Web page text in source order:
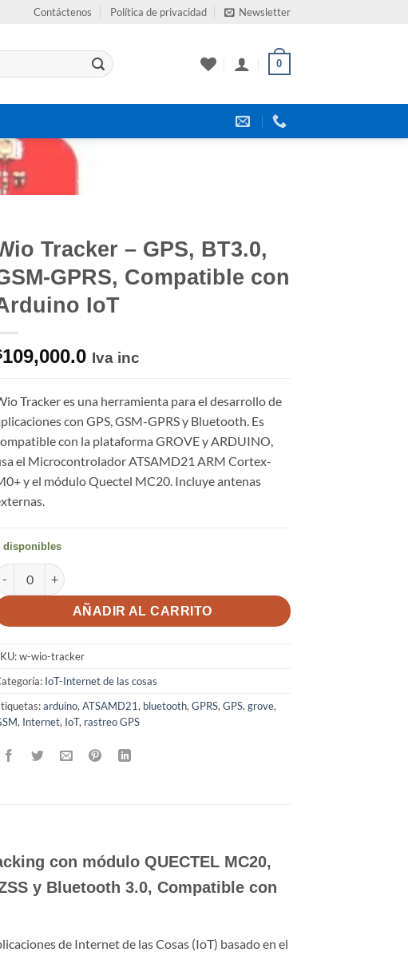
Contáctenos Política de privacidad Newsletter
0
Tracker – GPS, BT3.0,
GPRS, Compatible con
IoT
109,000.0 Iva inc
Tracker es una herramienta para el desarrollo de
con GPS, GSM-GPRS y Bluetooth. Es
con la plataforma GROVE y ARDUINO,
el Microcontrolador ATSAMD21 ARM Cortex-
y el módulo Quectel MC20. Incluye antenas
disponibles
Tracker - GPS, BT3.0, GSM-GPRS, Compatible con Arduino IoT cantidad
AÑADIR AL CARRITO
w-wio-tracker
IoT-Internet de las cosas
arduino,ATSAMD21, bluetooth,GPRS,GPS,grove,
, Internet, IoT, rastreo GPS
con módulo QUECTEL MC20,
y Bluetooth 3.0, Compatible con
de Internet de las Cosas (IoT) basado en el